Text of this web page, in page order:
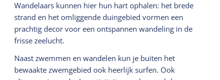
Wandelaars kunnen hier hun hart ophalen: het brede
strand en het omliggende duingebied vormen een
prachtig decor voor een ontspannen wandeling in de
frisse zeelucht.
Naast zwemmen en wandelen kun je buiten het
bewaakte zwemgebied ook heerlijk surfen. Ook